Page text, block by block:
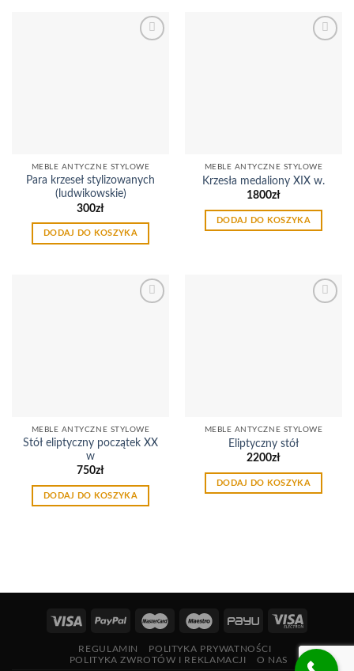
MEBLE ANTYCZNE STYLOWE
Para krzeseł stylizowanych
(ludwikowskie)
300zł
DODAJ DO KOSZYKA
MEBLE ANTYCZNE STYLOWE
Krzesła medaliony XIX w.
1800zł
DODAJ DO KOSZYKA
MEBLE ANTYCZNE STYLOWE
Stół eliptyczny początek XX
w
750zł
DODAJ DO KOSZYKA
MEBLE ANTYCZNE STYLOWE
Eliptyczny stół
2200zł
DODAJ DO KOSZYKA
REGULAMIN
POLITYKA PRYWATNOŚCI
POLITYKA ZWROTÓW I REKLAMACJI
O NAS